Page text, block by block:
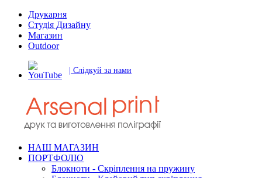
Друкарня
Студія Дизайну
Магазин
Outdoor
| Слідкуй за нами
НАШ МАГАЗИН
ПОРТФОЛІО
Блокноти - Скріплення на пружину